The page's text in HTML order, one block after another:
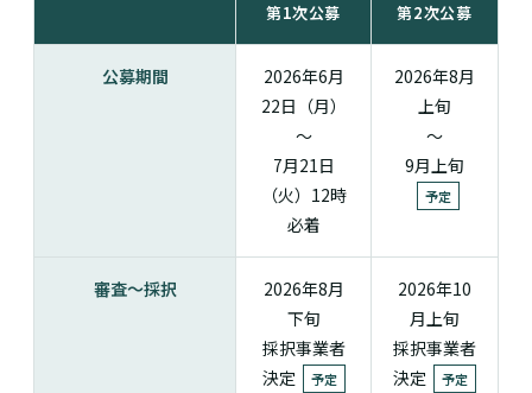
第1次公募 第2次公募
公募期間
2026年6月
22日（月）
〜
7月21日
（火）12時
必着
2026年8月
上旬
〜
9月上旬
予定
審査〜採択
2026年8月
下旬
採択事業者
決定
予定
2026年10
月上旬
採択事業者
決定
予定